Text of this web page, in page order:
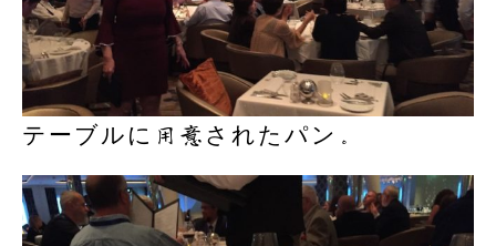
テーブルに用意されたパン。